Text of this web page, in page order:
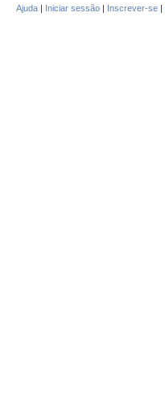
Ajuda | Iniciar sessão | Inscrever-se |